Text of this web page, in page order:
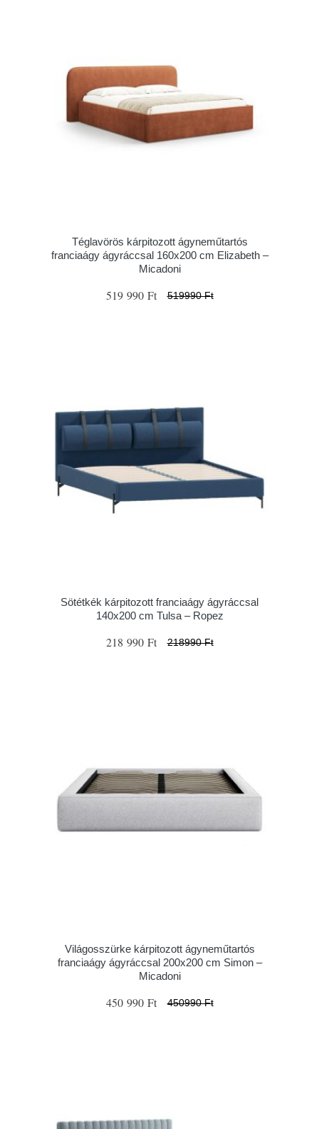
Téglavörös kárpitozott ágyneműtartós
franciaágy ágyráccsal 160x200 cm Elizabeth –
Micadoni
519 990 Ft 519990 Ft
Sötétkék kárpitozott franciaágy ágyráccsal
140x200 cm Tulsa – Ropez
218 990 Ft 218990 Ft
Világosszürke kárpitozott ágyneműtartós
franciaágy ágyráccsal 200x200 cm Simon –
Micadoni
450 990 Ft 450990 Ft